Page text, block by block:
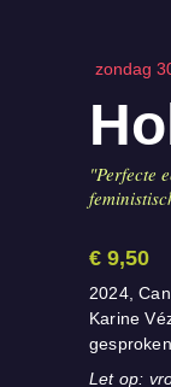
zondag
"Perfecte
€ 9,50
2024,
Karine
Let op: